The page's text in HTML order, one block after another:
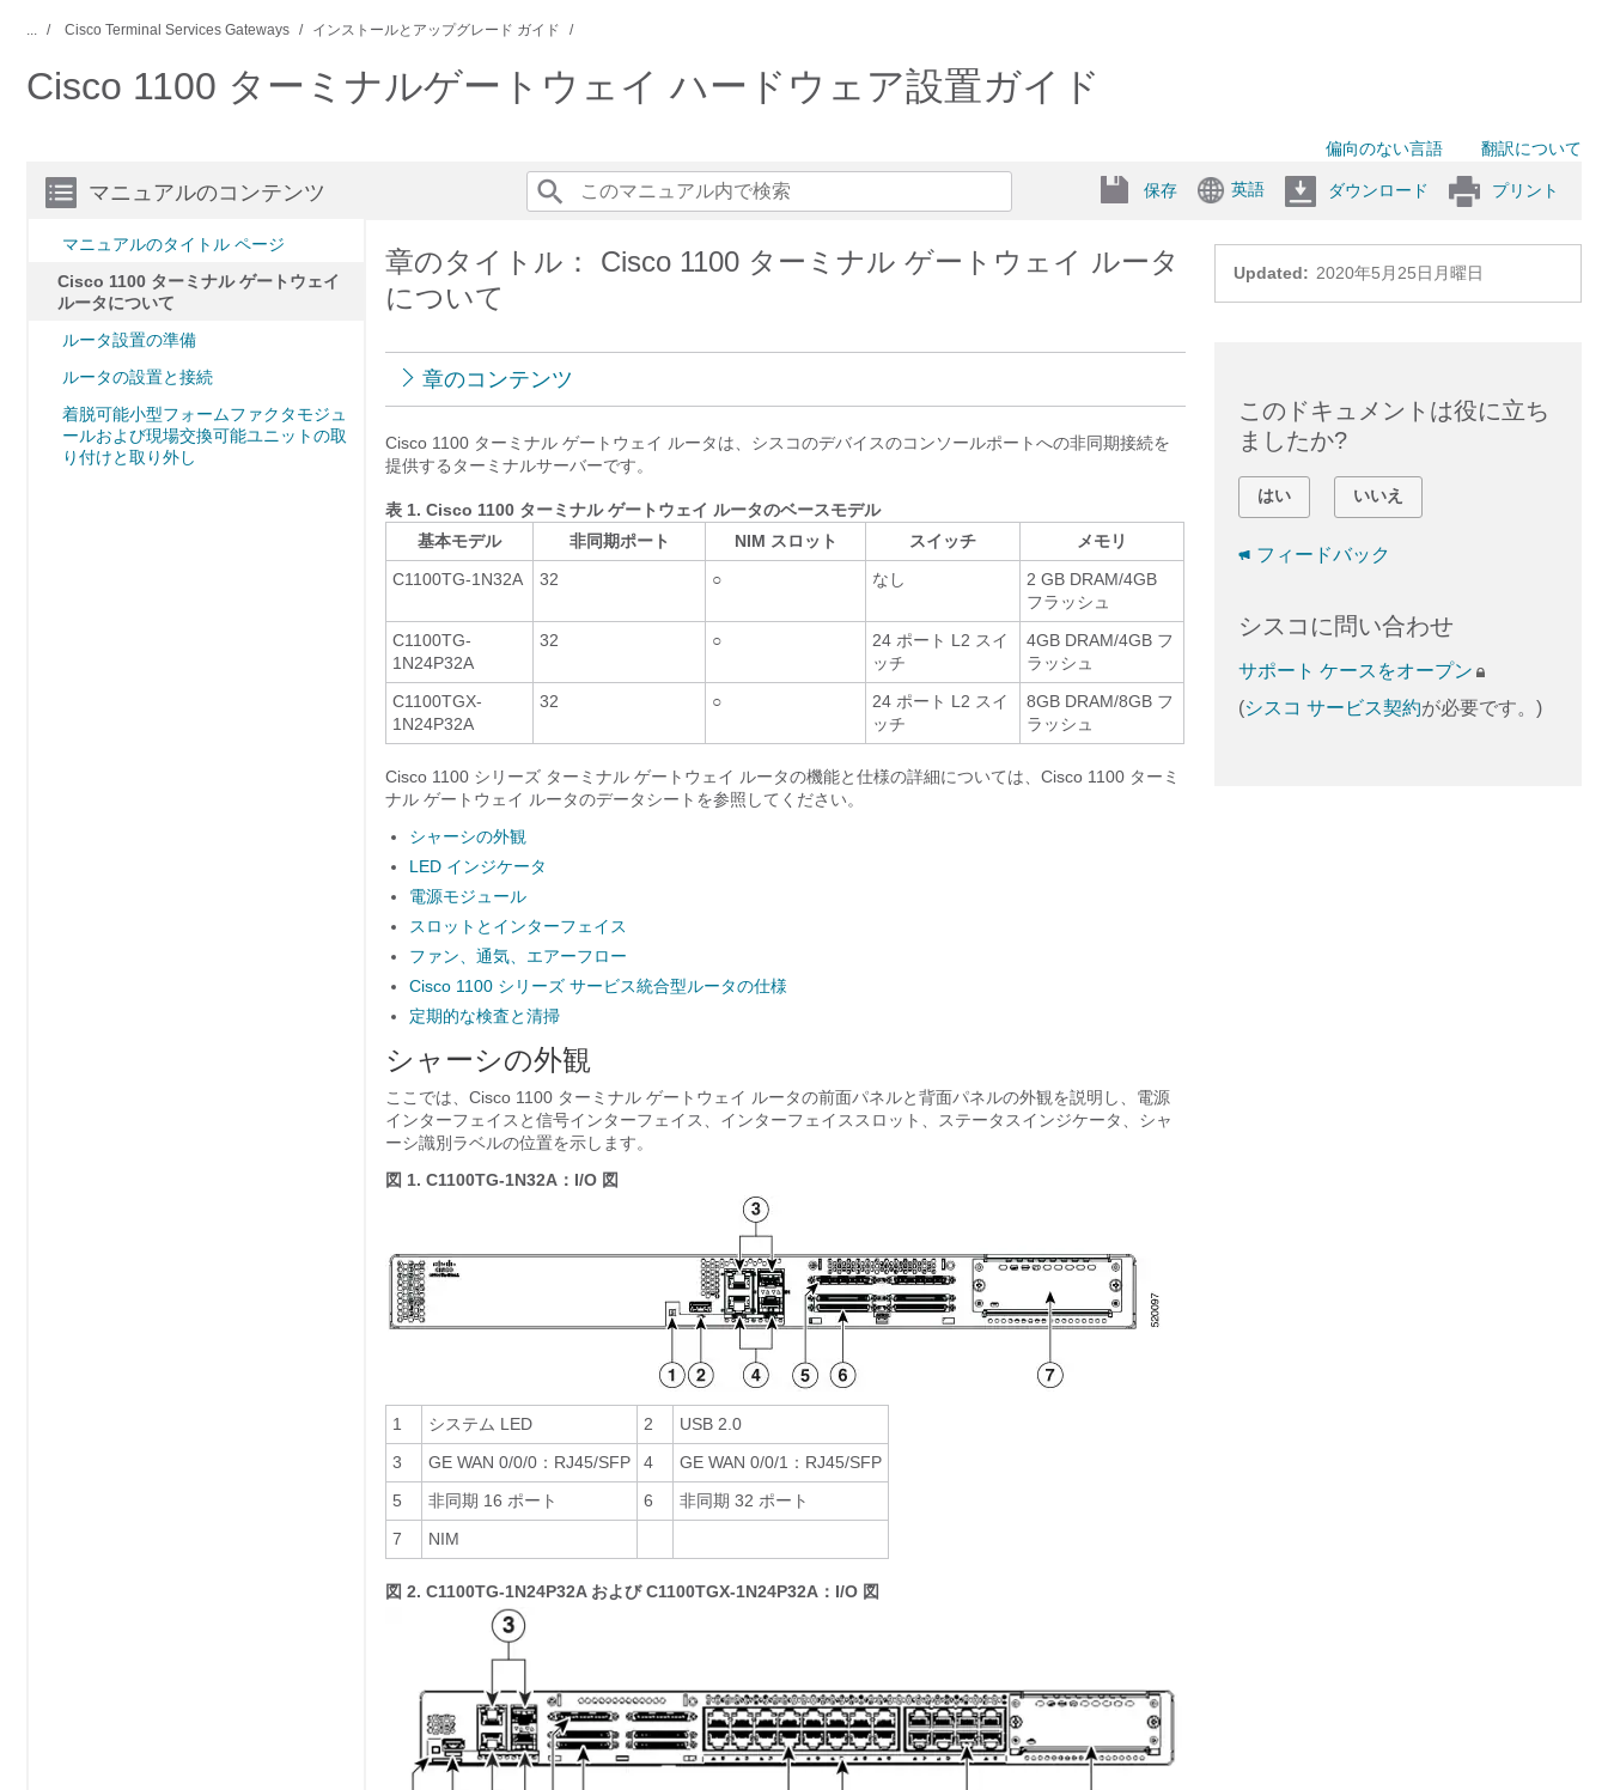
... Cisco Terminal Services Gateways インストールとアップグレード ガイド
Cisco 1100 ターミナルゲートウェイ ハードウェア設置ガイド
偏向のない言語 翻訳について
マニュアルのコンテンツ
マニュアルのタイトル ページ
Cisco 1100 ターミナル ゲートウェイ
ルータについて
ルータ設置の準備
ルータの設置と接続
着脱可能小型フォームファクタモジュ
ールおよび現場交換可能ユニットの取
り付けと取り外し
保存 英語 ダウンロード プリント
Updated: 2020年5月25日月曜日
章のタイトル： Cisco 1100 ターミナル ゲートウェイ ルータ
について
章のコンテンツ
Cisco 1100 ターミナル ゲートウェイ ルータは、シスコのデバイスのコンソールポートへの非同期接続を
提供するターミナルサーバーです。
表 1. Cisco 1100 ターミナル ゲートウェイ ルータのベースモデル
基本モデル
非同期ポート NIM スロット スイッチ
メモリ
C1100TG-1N32A
32 ○ なし
2 GB DRAM/4GB
フラッシュ
C1100TG-
1N24P32A
32 ○
24 ポート L2 スイ
ッチ
4GB DRAM/4GB フ
ラッシュ
C1100TGX-
1N24P32A
32 ○
24 ポート L2 スイ
ッチ
8GB DRAM/8GB フ
ラッシュ
Cisco 1100 シリーズ ターミナル ゲートウェイ ルータの機能と仕様の詳細については、Cisco 1100 ターミ
ナル ゲートウェイ ルータのデータシートを参照してください。
シャーシの外観
LED インジケータ
電源モジュール
スロットとインターフェイス
ファン、通気、エアーフロー
Cisco 1100 シリーズ サービス統合型ルータの仕様
定期的な検査と清掃
シャーシの外観
ここでは、Cisco 1100 ターミナル ゲートウェイ ルータの前面パネルと背面パネルの外観を説明し、電源
インターフェイスと信号インターフェイス、インターフェイススロット、ステータスインジケータ、シャ
ーシ識別ラベルの位置を示します。
図 1. C1100TG-1N32A：I/O 図
1 システム LED 2
USB 2.0
3
GE WAN 0/0/0：RJ45/SFP 4
GE WAN 0/0/1：RJ45/SFP
5
非同期 16 ポート 6
非同期 32 ポート
7
NIM
図 2. C1100TG-1N24P32A および C1100TGX-1N24P32A：I/O 図
このドキュメントは役に立ち
ましたか?
はい いいえ
フィードバック
シスコに問い合わせ
サポート ケースをオープン
(シスコ サービス契約が必要です。)